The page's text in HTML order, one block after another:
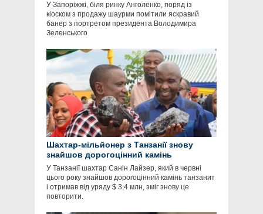
У Запоріжжі, біля ринку Анголенко, поряд із
кіоском з продажу шаурми помітили яскравий
банер з портретом президента Володимира
Зеленського
Шахтар-мільйонер з Танзанії знову
знайшов дорогоцінний камінь
У Танзанії шахтар Санін Лайзер, який в червні
цього року знайшов дорогоцінний камінь танзанит
і отримав від уряду $ 3,4 млн, зміг знову це
повторити.